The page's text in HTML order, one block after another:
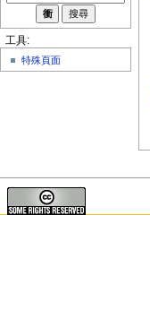
工具:
特殊頁面